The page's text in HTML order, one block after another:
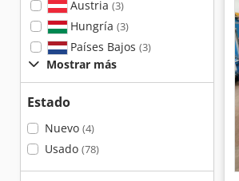
Austria (3)
Hungría (3)
Países Bajos (3)
Mostrar más
Estado
Nuevo (4)
Usado (78)